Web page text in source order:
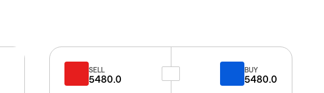
SELL
5480.0
BUY
5480.0